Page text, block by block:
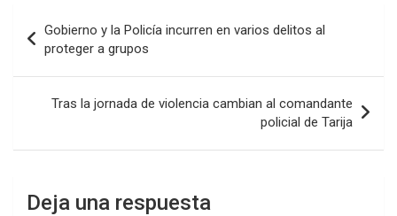
de
entradas
Gobierno y la Policía incurren en varios delitos al
proteger a grupos
Tras la jornada de violencia cambian al comandante
policial de Tarija
Deja una respuesta